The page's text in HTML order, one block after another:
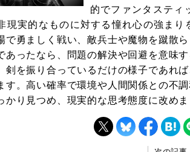
的でファンタスティ
現実的なものに対する憧れ心の強まり
で勇ましく戦い、敵兵士や魔物を蹴散
あったなら、問題の解決や回避を意味
剣を振り合っているだけの様子であれ
す。高い確率で環境や人間関係との不
かり見つめ、現実的な思考態度に改めま